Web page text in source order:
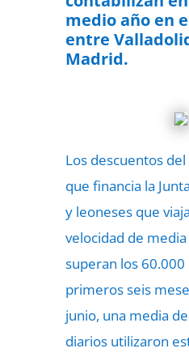
medio año en
entre
Madrid.
Los descuentos
que financia la
y leoneses que
velocidad de
superan los
primeros seis
junio, una media
diarios utilizaron